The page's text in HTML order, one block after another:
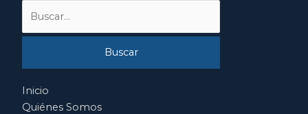
por:
Inicio
Quiénes Somos